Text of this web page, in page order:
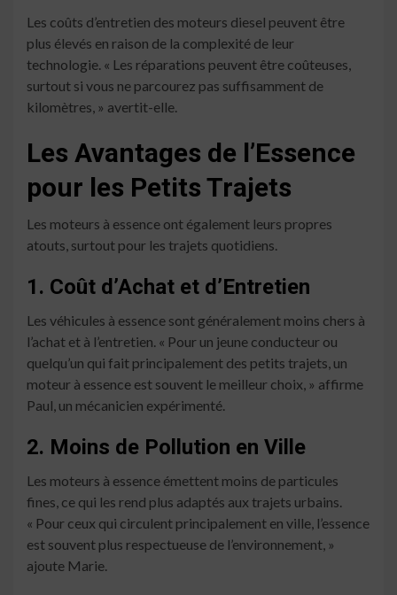
Les coûts d’entretien des moteurs diesel peuvent être
plus élevés en raison de la complexité de leur
technologie. « Les réparations peuvent être coûteuses,
surtout si vous ne parcourez pas suffisamment de
kilomètres, » avertit-elle.
Les Avantages de l’Essence
pour les Petits Trajets
Les moteurs à essence ont également leurs propres
atouts, surtout pour les trajets quotidiens.
1. Coût d’Achat et d’Entretien
Les véhicules à essence sont généralement moins chers à
l’achat et à l’entretien. « Pour un jeune conducteur ou
quelqu’un qui fait principalement des petits trajets, un
moteur à essence est souvent le meilleur choix, » affirme
Paul, un mécanicien expérimenté.
2. Moins de Pollution en Ville
Les moteurs à essence émettent moins de particules
fines, ce qui les rend plus adaptés aux trajets urbains.
« Pour ceux qui circulent principalement en ville, l’essence
est souvent plus respectueuse de l’environnement, »
ajoute Marie.